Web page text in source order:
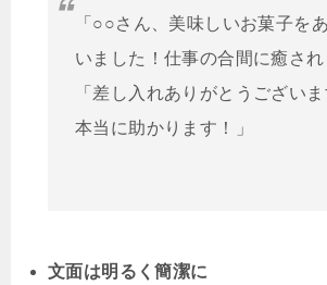
「○○さん、美味しいお菓子を
いました！仕事の合間に癒され
「差し入れありがとうござい
本当に助かります！」
文面は明るく簡潔に